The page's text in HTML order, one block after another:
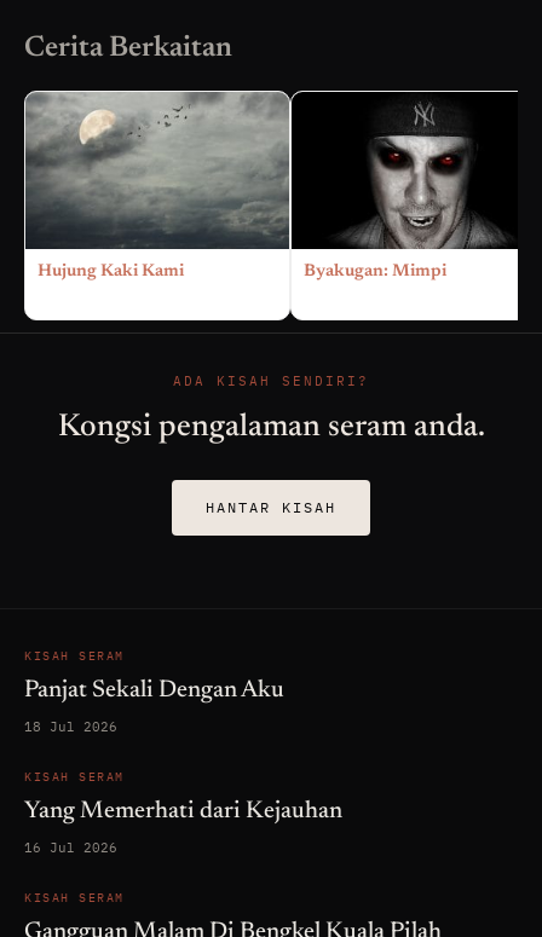
Cerita Berkaitan
Hujung Kaki Kami Byakugan: Mimpi
ADA KISAH SENDIRI?
Kongsi pengalaman seram anda.
HANTAR KISAH
KISAH SERAM
Panjat Sekali Dengan Aku
18 Jul 2026
KISAH SERAM
Yang Memerhati dari Kejauhan
16 Jul 2026
KISAH SERAM
Gangguan Malam Di Bengkel Kuala Pilah